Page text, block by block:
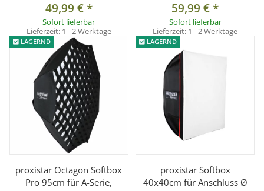
49,99 €*
Sofort lieferbar
Lieferzeit: 1 - 2 Werktage
59,99 €*
Sofort lieferbar
Lieferzeit: 1 - 2 Werktage
LAGERND
proxistar Octagon Softbox
Pro 95cm für A-Serie,
LAGERND
proxistar Softbox
40x40cm für Anschluss Ø